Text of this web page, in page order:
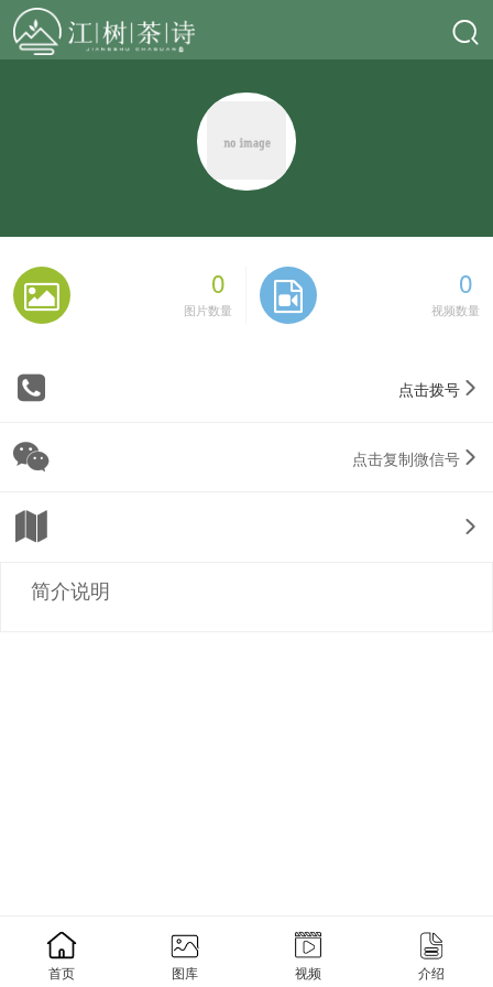
0
图片数量
0
视频数量
点击拨号
点击复制微信号
简介说明
首页 图库 视频 介绍